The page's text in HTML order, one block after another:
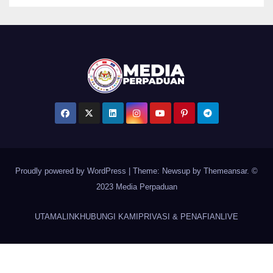
Proudly powered by WordPress Theme: Newsup by Themeansar. ©
2023 Media Perpaduan
UTAMALINKHUBUNGI KAMIPRIVASI & PENAFIANLIVE